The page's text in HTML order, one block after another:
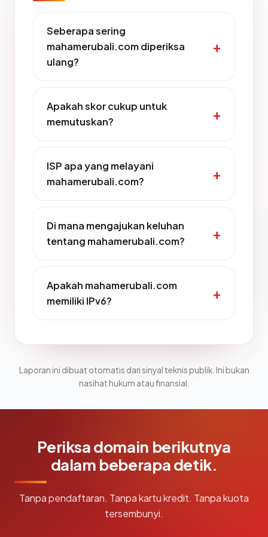
Seberapa sering
mahamerubali.com diperiksa
ulang?
Apakah skor cukup untuk
memutuskan?
ISP apa yang melayani
mahamerubali.com?
Di mana mengajukan keluhan
tentang mahamerubali.com?
Apakah mahamerubali.com
memiliki IPv6?
Laporan ini dibuat otomatis dari sinyal teknis publik. Ini bukan
nasihat hukum atau finansial.
Periksa domain berikutnya
dalam beberapa detik.
Tanpa pendaftaran. Tanpa kartu kredit. Tanpa kuota
tersembunyi.